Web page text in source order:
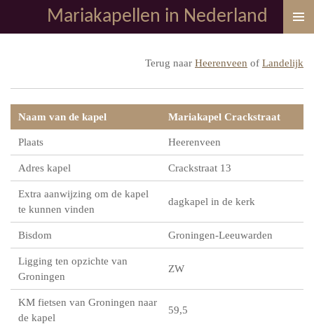
direct
Mariakapellen in Nederland
Terug naar Heerenveen of Landelijk
Naam van de kapel Mariakapel Crackstraat
Plaats Heerenveen
Adres kapel Crackstraat 13
Extra aanwijzing om de kapel
te kunnen vinden
dagkapel in de kerk
Bisdom Groningen-Leeuwarden
Ligging ten opzichte van
Groningen
ZW
KM fietsen van Groningen naar
de kapel
59,5